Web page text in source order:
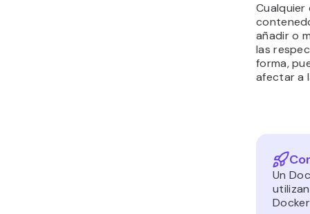
Cualquier
añadir o
las
forma,
afectar a
Un